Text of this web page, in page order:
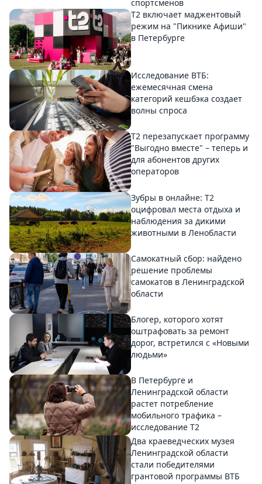
спортсменов
Т2 включает маджентовый
режим на "Пикнике Афиши"
в Петербурге
Исследование ВТБ:
ежемесячная смена
категорий кешбэка создает
волны спроса
Т2 перезапускает программу
"Выгодно вместе" – теперь и
для абонентов других
операторов
Зубры в онлайне: Т2
оцифровал места отдыха и
наблюдения за дикими
животными в Ленобласти
Самокатный сбор: найдено
решение проблемы
самокатов в Ленинградской
области
Блогер, которого хотят
оштрафовать за ремонт
дорог, встретился с «Новыми
людьми»
В Петербурге и
Ленинградской области
растет потребление
мобильного трафика –
исследование T2
Два краеведческих музея
Ленинградской области
стали победителями
грантовой программы ВТБ